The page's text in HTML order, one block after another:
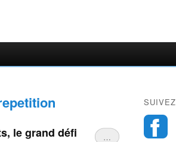
…
le grand défi